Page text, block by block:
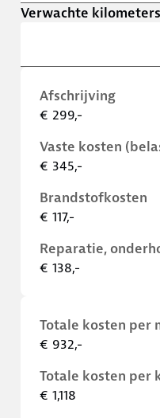
Verwachte
Afschrijving
€ 299,-
Vaste kosten
€ 345,-
Brandstofkosten
€ 117,-
Reparatie,
€ 138,-
Totale kosten per
€ 932,-
Totale kosten per
€ 1,118